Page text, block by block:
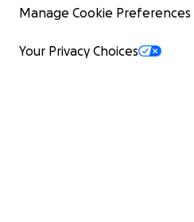
Manage Cookie Preferences
Your Privacy Choices